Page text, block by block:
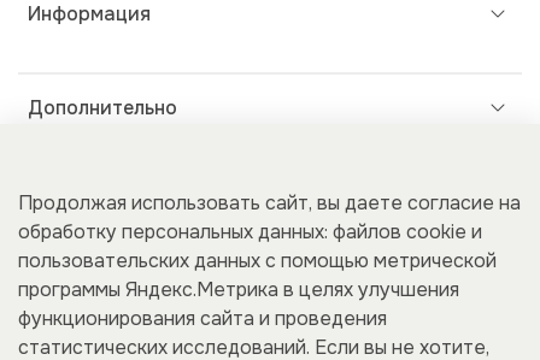
Информация
Дополнительно
Покупателям
Для бизнеса
Продолжая использовать сайт, вы даете согласие на
обработку персональных данных: файлов cookie и
пользовательских данных с помощью метрической
программы Яндекс.Метрика в целях улучшения
функционирования сайта и проведения
статистических исследований. Если вы не хотите,